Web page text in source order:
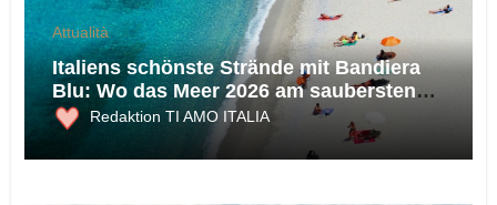
Attualità
Italiens schönste Strände mit Bandiera
Blu: Wo das Meer 2026 am saubersten
ist
Redaktion TI AMO ITALIA